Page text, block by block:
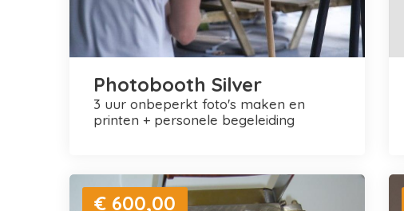
Photobooth Silver
3 uur onbeperkt foto's maken en
printen + personele begeleiding
€ 600,00